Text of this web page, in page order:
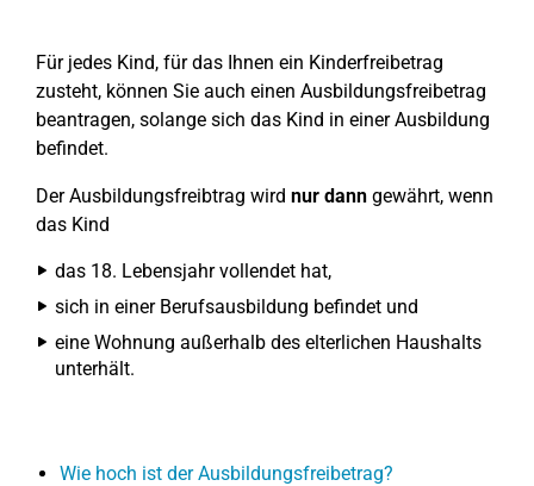
Für jedes Kind, für das Ihnen ein Kinderfreibetrag
zusteht, können Sie auch einen Ausbildungsfreibetrag
beantragen, solange sich das Kind in einer Ausbildung
befindet.
Der Ausbildungsfreibtrag wird nur dann gewährt, wenn
das Kind
das 18. Lebensjahr vollendet hat,
sich in einer Berufsausbildung befindet und
eine Wohnung außerhalb des elterlichen Haushalts
unterhält.
Wie hoch ist der Ausbildungsfreibetrag?